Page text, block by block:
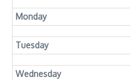
Monday
Tuesday
Wednesday